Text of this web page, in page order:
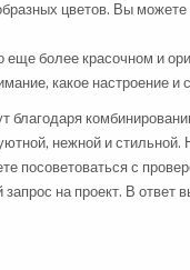
цветов. Вы
более красочном и
какое настроение и
благодаря
нежной и
посоветоваться с
на проект. В